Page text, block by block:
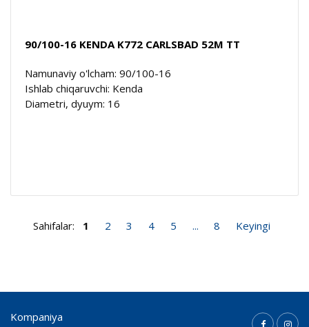
90/100-16 KENDA K772 CARLSBAD 52M TT
Namunaviy o'lcham: 90/100-16
Ishlab chiqaruvchi: Kenda
Diametri, dyuym: 16
Sahifalar: 1 2 3 4 5 ... 8 Keyingi
Kompaniya